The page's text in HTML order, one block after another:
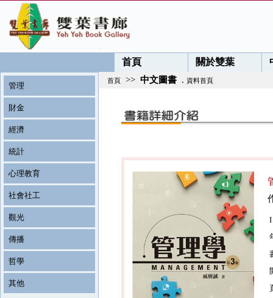
首頁 關於雙葉
管理
財金
經濟
統計
心理教育
社會社工
觀光
傳播
哲學
其他
首頁 >> 中文圖書 . 資料首頁